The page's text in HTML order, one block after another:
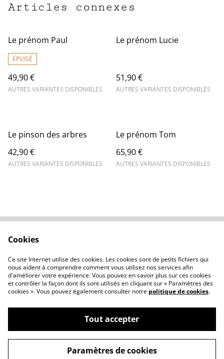
Articles connexes
Le prénom Paul
ÉPUISÉ
49,90 €
AUTRES VARIANTES DISPONIBLES
Le prénom Lucie
51,90 €
AUTRES VARIANTES DISPONIBLES
Le pinson des arbres
42,90 €
AUTRES VARIANTES DISPONIBLES
Le prénom Tom
65,90 €
AUTRES VARIANTES DISPONIBLES
Politique de
confidentialité
Politique de cookies
©2026Atelierclémélie
powered by
Cookies
Ce site Internet utilise des cookies. Les cookies sont de petits fichiers qui
nous aident à comprendre comment vous utilisez nos services afin
d'améliorer votre expérience. Vous pouvez en savoir plus sur ces cookies
et contrôler la façon dont ils sont utilisés en cliquant sur « Paramètres des
cookies ». Vous pouvez également consulter notre politique de cookies.
Tout accepter
Paramètres de cookies